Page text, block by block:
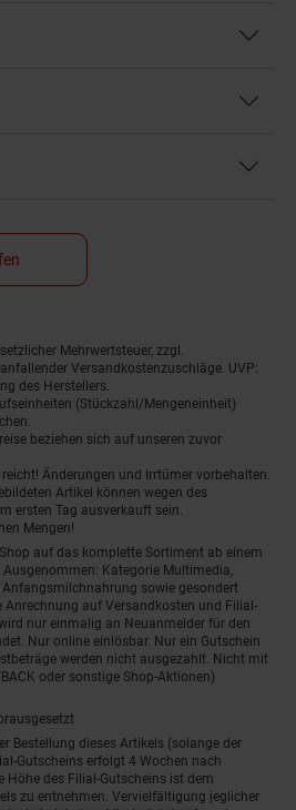
Mehrwertsteuer, zzgl.
Versandkostenzuschläge. UVP:
des Herstellers.
(Stückzahl/Mengeneinheit)
beziehen sich auf unseren zuvor
Änderungen und Irrtümer vorbehalten.
Artikel können wegen des
ersten Tag ausverkauft sein.
Mengen!
auf das komplette Sortiment ab einem
Kategorie Multimedia,
Anfangsmilchnahrung sowie gesondert
Anrechnung auf Versandkosten und Filial-
nur einmalig an Neuanmelder für den
Nur online einlösbar. Nur ein Gutschein
werden nicht ausgezahlt. Nicht mit
oder sonstige Shop-Aktionen)
Bestellung dieses Artikels (solange der
Gutscheins erfolgt 4 Wochen nach
Höhe des Filial-Gutscheins ist dem
zu entnehmen. Vervielfältigung jeglicher